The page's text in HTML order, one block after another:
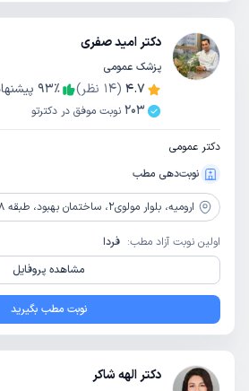
دکتر امید صفری
پزشک عمومی
4.7
(
14 نظر) 93٪
203 نوبت موفق در دکترتو
دکتر عمومی
نوبت‌دهی مطب
ارومیه، بلوار مولوی2، ساختمان بهبود، طبقه 8
اولین نوبت آزاد مطب: فردا
مشاهده پروفایل
نوبت مطب بگیرید
دکتر الهه شاکر